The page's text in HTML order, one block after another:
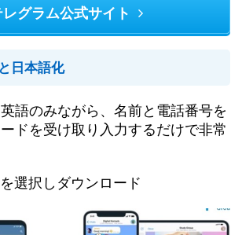
レグラム公式サイト
日本語化
語のみながら、名前と電話番号を
ドを受け取り入力するだけで非常
選択しダウンロード